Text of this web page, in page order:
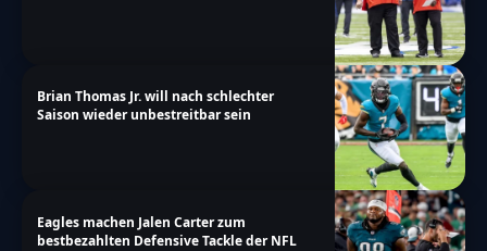
Brian Thomas Jr. will nach schlechter
Saison wieder unbestreitbar sein
Eagles machen Jalen Carter zum
bestbezahlten Defensive Tackle der NFL